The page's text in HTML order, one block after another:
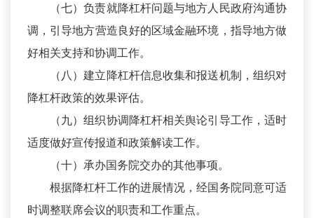
（七）负责就降杠杆问题与地方人民政府沟通协
调，引导地方营造良好的区域金融环境，指导地方做
好相关支持和协调工作。
（八）建立降杠杆信息收集和报送机制，组织对
降杠杆政策的效果评估。
（九）组织协调降杠杆相关舆论引导工作，适时
适度做好宣传报道和政策解读工作。
（十）承办国务院交办的其他事项。
根据降杠杆工作的进展情况，经国务院同意可适
时调整联席会议的职责和工作重点。